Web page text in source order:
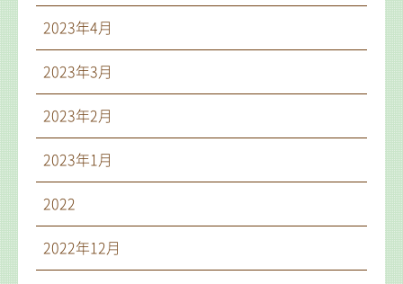
2023年4月
2023年3月
2023年2月
2023年1月
2022
2022年12月